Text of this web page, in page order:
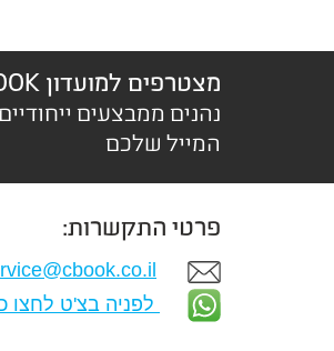
מצטרפים למועדון CBOOK
נהנים ממבצעים
המייל שלכם
פרטי התקשרות:
לפניה בצ'ט לחצו